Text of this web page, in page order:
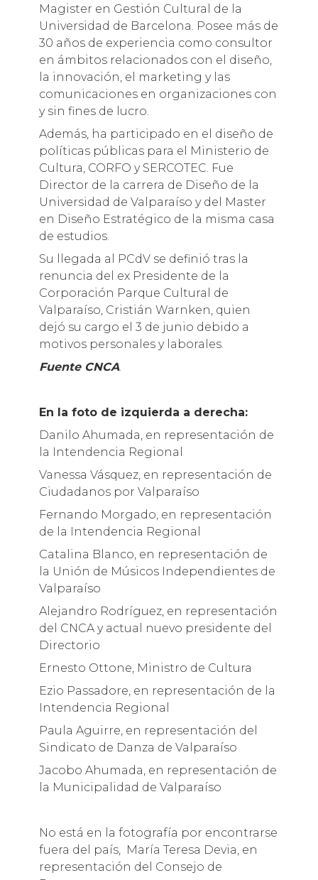
Magister en Gestión Cultural de la
Universidad de Barcelona. Posee más de
30 años de experiencia como consultor
en ámbitos relacionados con el diseño,
la innovación, el marketing y las
comunicaciones en organizaciones con
y sin ­fines de lucro.
Además, ha participado en el diseño de
políticas públicas para el Ministerio de
Cultura, CORFO y SERCOTEC. Fue
Director de la carrera de Diseño de la
Universidad de Valparaíso y del Master
en Diseño Estratégico de la misma casa
de estudios.
Su llegada al PCdV se definió tras la
renuncia del ex Presidente de la
Corporación Parque Cultural de
Valparaíso, Cristián Warnken, quien
dejó su cargo el 3 de junio debido a
motivos personales y laborales.
Fuente CNCA.
En la foto de izquierda a derecha:
Danilo Ahumada, en representación de
la Intendencia Regional
Vanessa Vásquez, en representación de
Ciudadanos por Valparaíso
Fernando Morgado, en representación
de la Intendencia Regional
Catalina Blanco, en representación de
la Unión de Músicos Independientes de
Valparaíso
Alejandro Rodríguez, en representación
del CNCA y actual nuevo presidente del
Directorio
Ernesto Ottone, Ministro de Cultura
Ezio Passadore, en representación de la
Intendencia Regional
Paula Aguirre, en representación del
Sindicato de Danza de Valparaíso
Jacobo Ahumada, en representación de
la Municipalidad de Valparaíso
No está en la fotografía por encontrarse
fuera del país, María Teresa Devia, en
representación del Consejo de